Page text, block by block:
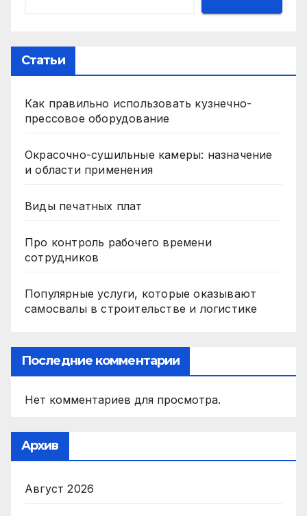
Статьи
Как правильно использовать кузнечно-
прессовое оборудование
Окрасочно-сушильные камеры: назначение
и области применения
Виды печатных плат
Про контроль рабочего времени
сотрудников
Популярные услуги, которые оказывают
самосвалы в строительстве и логистике
Последние комментарии
Нет комментариев для просмотра.
Архив
Август 2026